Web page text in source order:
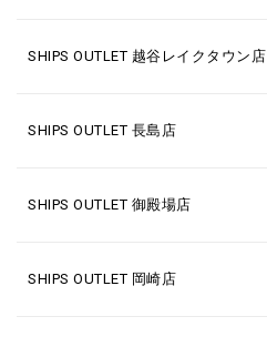
SHIPS OUTLET 越谷レイクタウン店
SHIPS OUTLET 長島店
SHIPS OUTLET 御殿場店
SHIPS OUTLET 岡崎店